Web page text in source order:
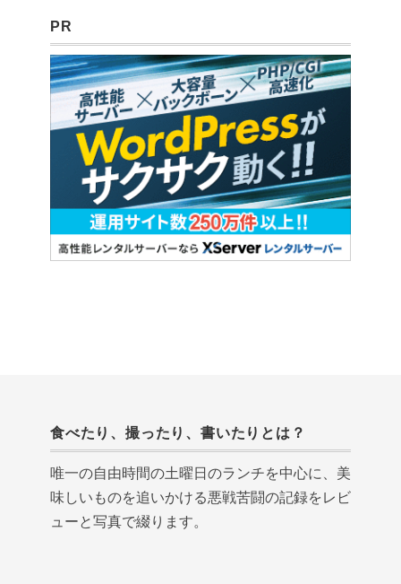
PR
食べたり、撮ったり、書いたりとは？
唯一の自由時間の土曜日のランチを中心に、美
味しいものを追いかける悪戦苦闘の記録をレビ
ューと写真で綴ります。